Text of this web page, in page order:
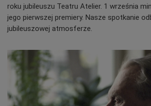
roku jubileuszu Teatru Atelier. 1 września
jego pierwszej premiery. Nasze spotkanie
jubileuszowej atmosferze.